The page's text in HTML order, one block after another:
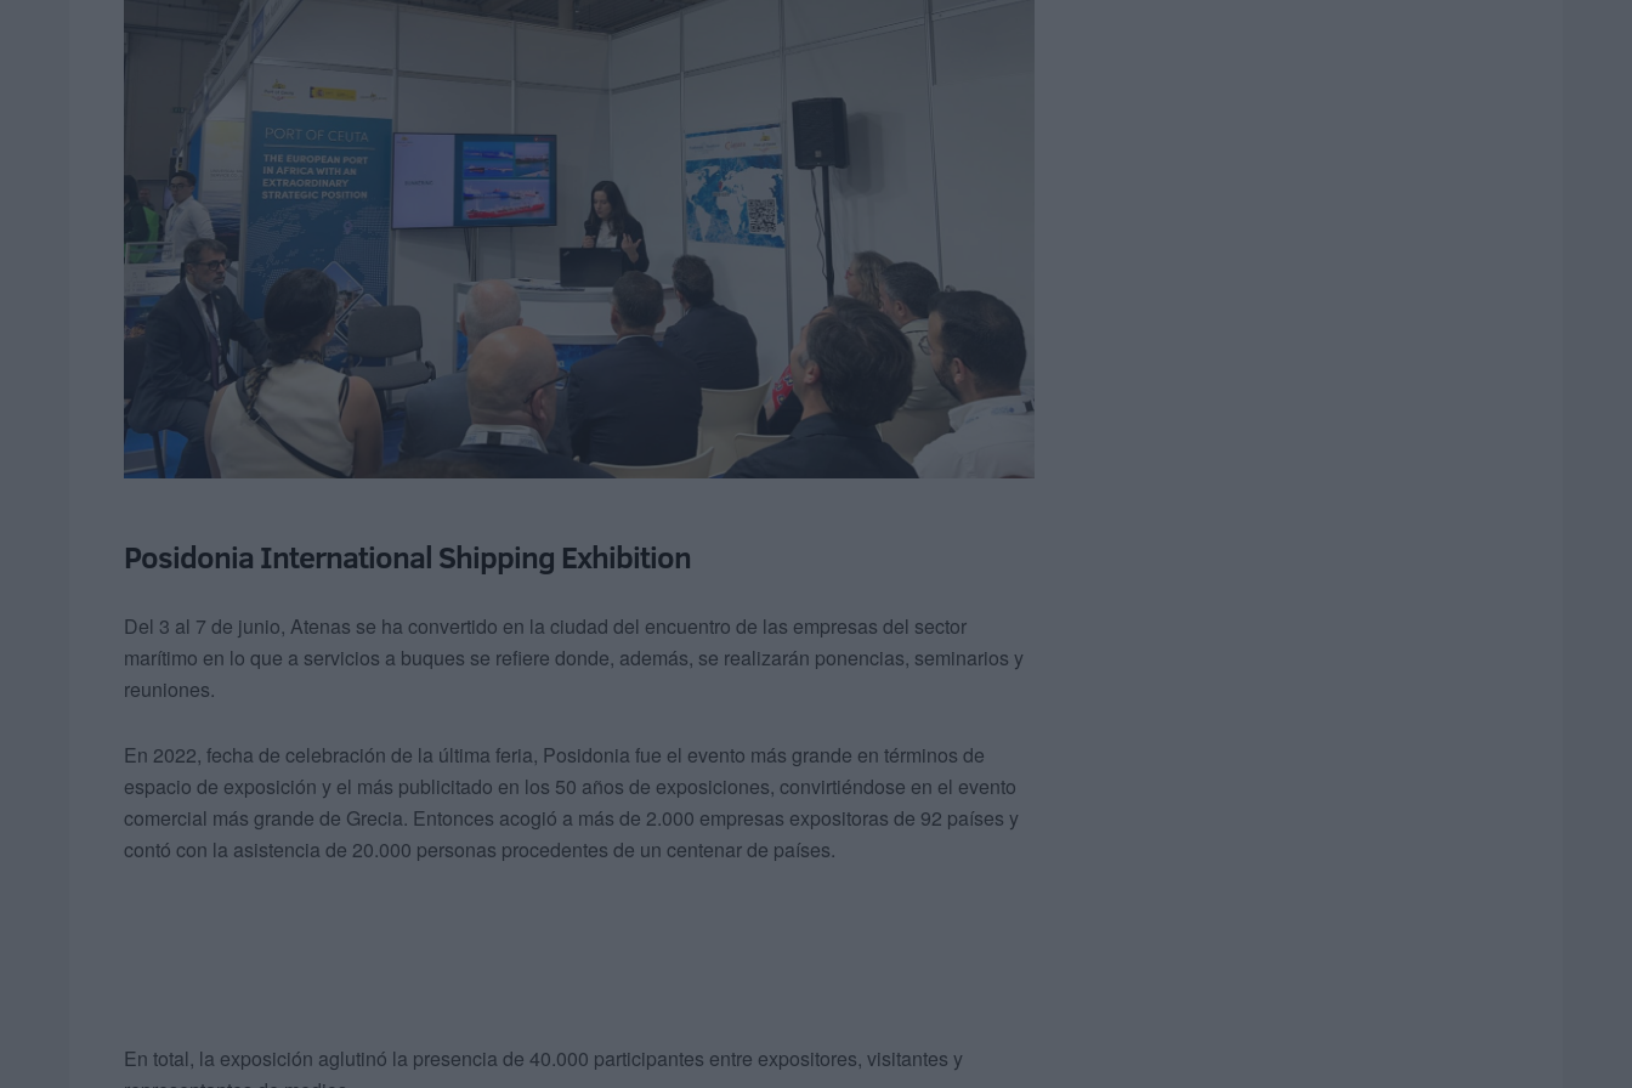
Posidonia International Shipping Exhibition
Del 3 al 7 de junio, Atenas se ha convertido en la ciudad del encuentro de las empresas del sector
marítimo en lo que a servicios a buques se refiere donde, además, se realizarán ponencias, seminarios y
reuniones.
En 2022, fecha de celebración de la última feria, Posidonia fue el evento más grande en términos de
espacio de exposición y el más publicitado en los 50 años de exposiciones, convirtiéndose en el evento
comercial más grande de Grecia. Entonces acogió a más de 2.000 empresas expositoras de 92 países y
contó con la asistencia de 20.000 personas procedentes de un centenar de países.
En total, la exposición aglutinó la presencia de 40.000 participantes entre expositores, visitantes y